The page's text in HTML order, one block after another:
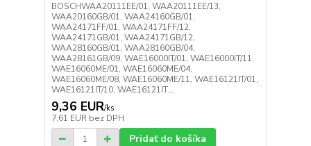
BOSCHWAA20111EE/01, WAA20111EE/13,
WAA20160GB/01, WAA24160GB/01,
WAA24171FF/01, WAA24171FF/12,
WAA24171GB/01, WAA24171GB/12,
WAA28160GB/01, WAA28160GB/04,
WAA28161GB/09, WAE16000IT/01, WAE16000IT/11,
WAE16060ME/01, WAE16060ME/04,
WAE16060ME/08, WAE16060ME/11, WAE16121IT/01,
WAE16121IT/10, WAE16121IT...
9,36 EUR/ks
7,61 EUR bez DPH
Pridať do košíka